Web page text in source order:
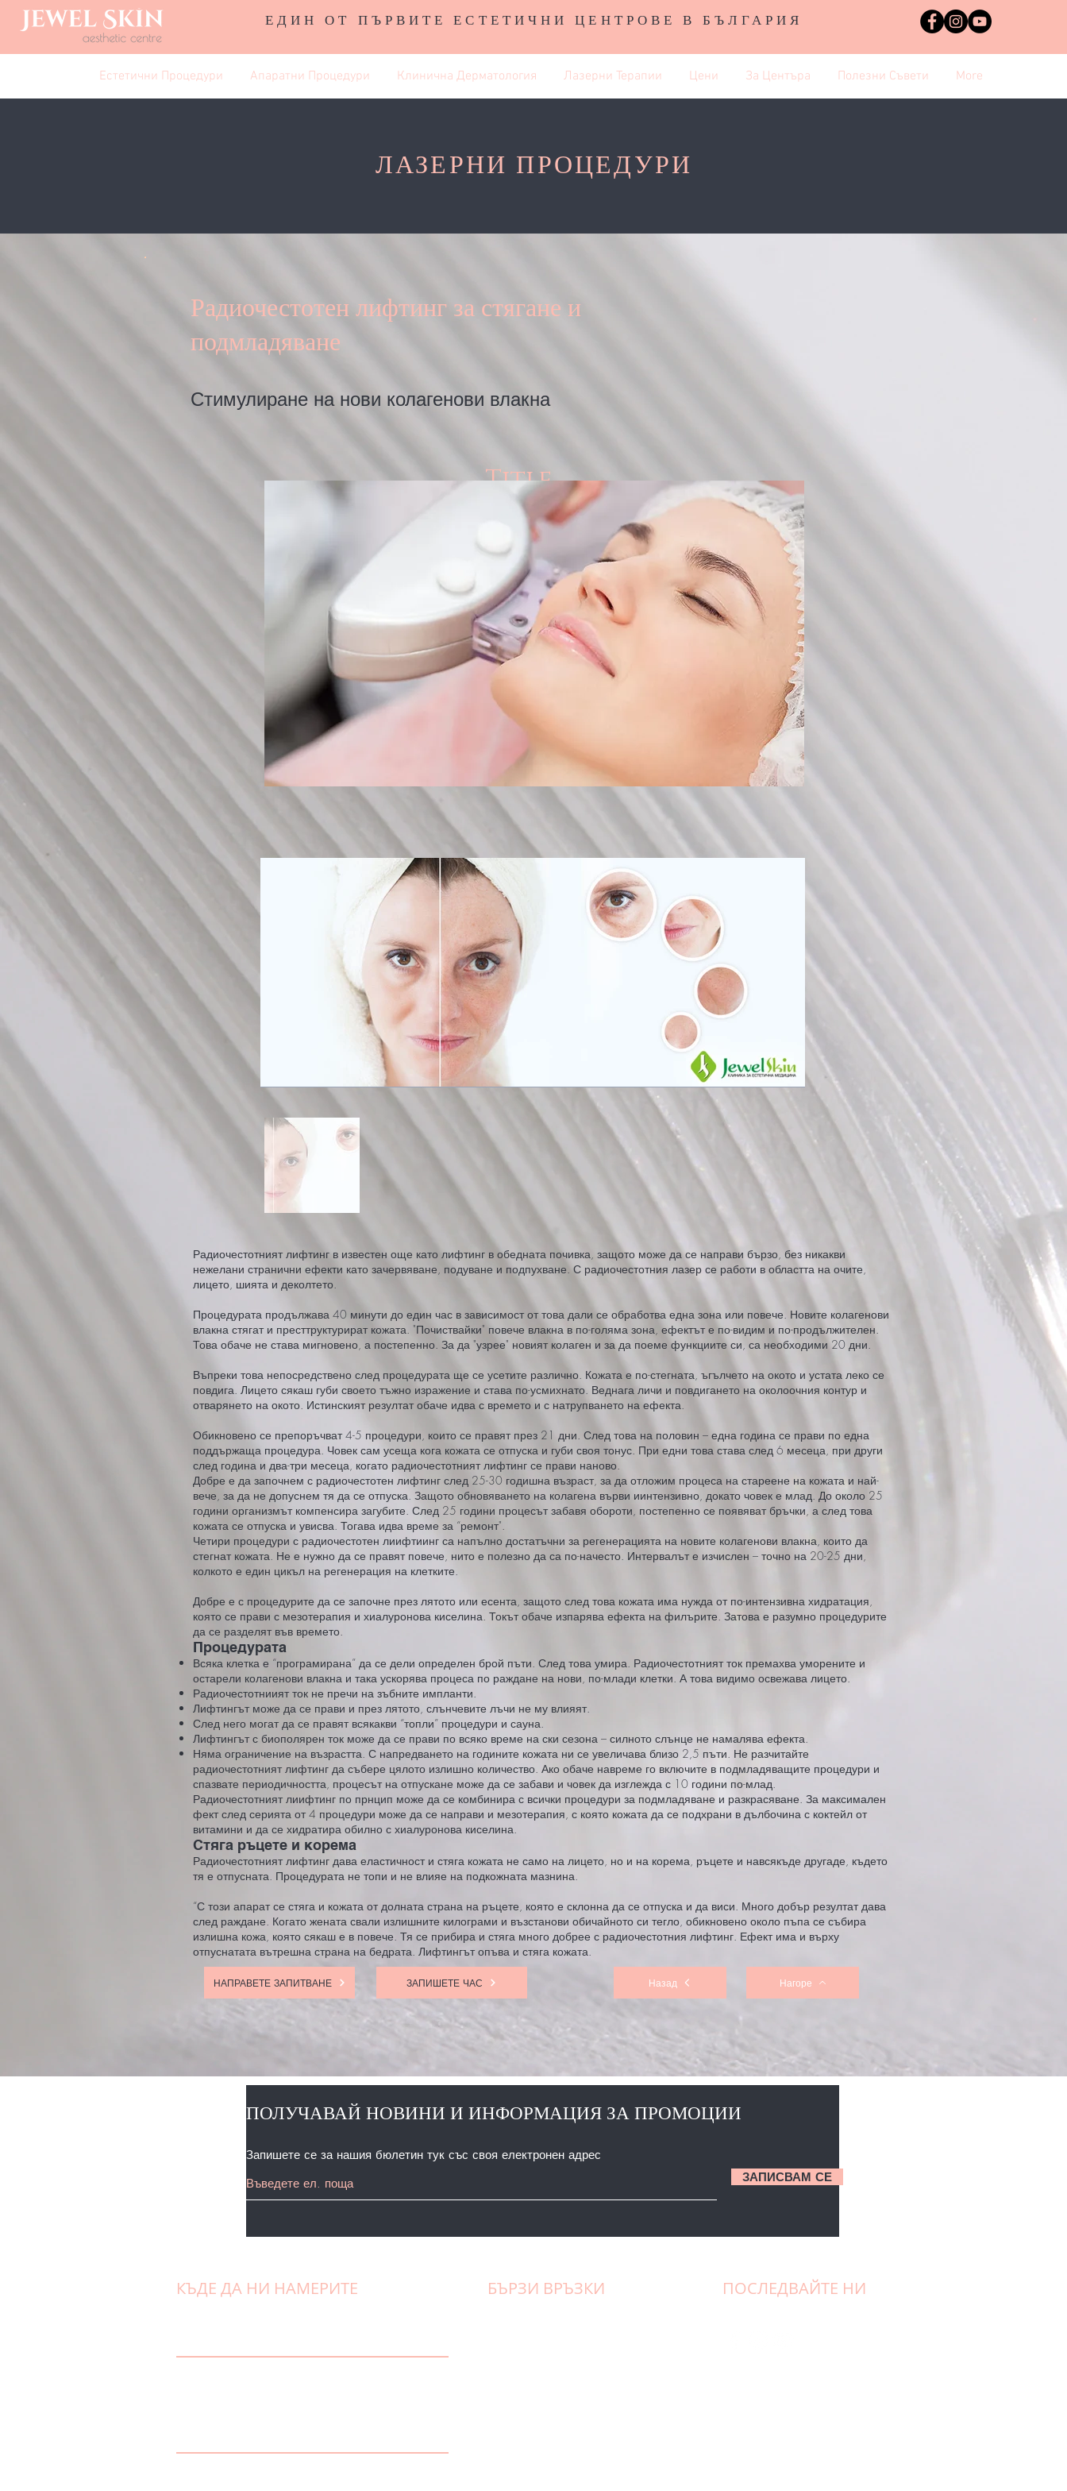
ЕДИН ОТ ПЪРВИТЕ ЕСТЕТИЧНИ ЦЕНТРОВЕ В БЪЛГАРИЯ
Естетични Процедури Апаратни Процедури Клинична Дерматология Лазерни Терапии Цени За Центъра Полезни Съвети More
Title
Радиочестотен лифтинг за стягане и
подмладяване
Стимулиране на нови колагенови влакна
Радиочестотният лифтинг в известен още като лифтинг в обедната почивка, защото може да се направи бързо, без никакви
нежелани странични ефекти като зачервяване, подуване и подпухване. С радиочестотния лазер се работи в областта на очите,
лицето, шията и деколтето.
Процедурата продължава 40 минути до един час в зависимост от това дали се обработва една зона или повече. Новите колагенови
влакна стягат и престтруктурират кожата. "Почиствайки" повече влакна в по-голяма зона, ефектът е по-видим и по-продължителен.
Това обаче не става мигновено, а постепенно. За да "узрее" новият колаген и за да поеме функциите си, са необходими 20 дни.
Въпреки това непосредствено след процедурата ще се усетите различно. Кожата е по-стегната, ъгълчето на окото и устата леко се
повдига. Лицето сякаш губи своето тъжно изражение и става по-усмихнато. Веднага личи и повдигането на околоочния контур и
отварянето на окото. Истинският резултат обаче идва с времето и с натрупването на ефекта.
Обикновено се препоръчват 4-5 процедури, които се правят през 21 дни. След това на половин – една година се прави по една
поддържаща процедура. Човек сам усеща кога кожата се отпуска и губи своя тонус. При едни това става след 6 месеца, при други
след година и два-три месеца, когато радиочестотният лифтинг се прави наново.
Добре е да започнем с радиочестотен лифтинг след 25-30 годишна възраст, за да отложим процеса на стареене на кожата и най-
вече, за да не допуснем тя да се отпуска. Защото обновяването на колагена върви иинтензивно, докато човек е млад. До около 25
години организмът компенсира загубите. След 25 години процесът забавя обороти, постепенно се появяват бръчки, а след това
кожата се отпуска и увисва. Тогава идва време за “ремонт".
Четири процедури с радиочестотен лиифтиинг са напълно достатъчни за регенерацията на новите колагенови влакна, които да
стегнат кожата. Не е нужно да се правят повече, нито е полезно да са по-начесто. Интервалът е изчислен – точно на 20-25 дни,
колкото е един цикъл на регенерация на клетките.
Добре е с процедурите да се започне през лятото или есента, защото след това кожата има нужда от по-интензивна хидратация,
която се прави с мезотерапия и хиалуронова киселина. Токът обаче изпарява ефекта на филърите. Затова е разумно процедурите
да се разделят във времето.
Процедурата
Всяка клетка е “програмирана” да се дели определен брой пъти. След това умира. Радиочестотният ток премахва уморените и
остарели колагенови влакна и така ускорява процеса по раждане на нови, по-млади клетки. А това видимо освежава лицето.
Радиочестотниият ток не пречи на зъбните импланти.
Лифтингът може да се прави и през лятото, слънчевите лъчи не му влияят.
След него могат да се правят всякакви “топли” процедури и сауна.
Лифтингът с биополярен ток може да се прави по всяко време на ски сезона – силното слънце не намалява ефекта.
Няма ограничение на възрастта. С напредването на годините кожата ни се увеличава близо 2,5 пъти. Не разчитайте
радиочестотният лифтинг да събере цялото излишно количество. Ако обаче навреме го включите в подмладяващите процедури и
спазвате периодичността, процесът на отпускане може да се забави и човек да изглежда с 10 години по-млад.
Радиочестотният лиифтинг по прнцип може да се комбинира с всички процедури за подмладяване и разкрасяване. За максимален
фект след серията от 4 процедури може да се направи и мезотерапия, с която кожата да се подхрани в дълбочина с коктейл от
витамини и да се хидратира обилно с хиалуронова киселина.
Стяга ръцете и корема
Радиочестотният лифтинг дава еластичност и стяга кожата не само на лицето, но и на корема, ръцете и навсякъде другаде, където
тя е отпусната. Процедурата не топи и не влияе на подкожната мазнина.
“С този апарат се стяга и кожата от долната страна на ръцете, която е склонна да се отпуска и да виси. Много добър резултат дава
след раждане. Когато жената свали излишните килограми и възстанови обичайното си тегло, обикновено около пъпа се събира
излишна кожа, която сякаш е в повече. Тя се прибира и стяга много добрее с радиочестотния лифтинг. Ефект има и върху
отпуснатата вътрешна страна на бедрата. Лифтингът опъва и стяга кожата.
НАПРАВЕТЕ ЗАПИТВАНЕ ЗАПИШЕТЕ ЧАС Назад Нагоре
ЛАЗЕРНИ ПРОЦЕДУРИ
ПОЛУЧАВАЙ НОВИНИ И ИНФОРМАЦИЯ ЗА ПРОМОЦИИ
Запишете се за нашия бюлетин тук със своя електронен адрес
ЗАПИСВАМ СЕ
КЪДЕ ДА НИ НАМЕРИТЕ
БЪРЗИ ВРЪЗКИ ПОСЛЕДВАЙТЕ НИ